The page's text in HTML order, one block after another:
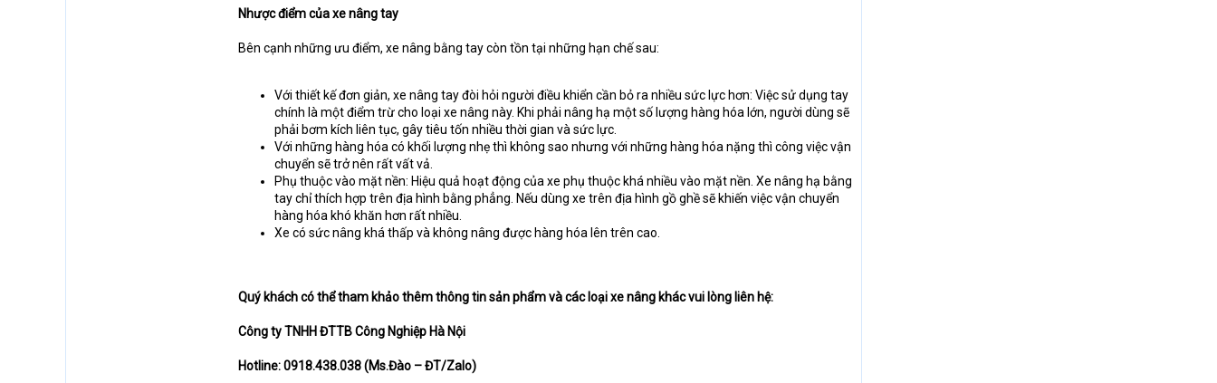
Nhược điểm của xe nâng tay
Bên cạnh những ưu điểm, xe nâng bằng tay còn tồn tại những hạn chế sau:
Với thiết kế đơn giản, xe nâng tay đòi hỏi người điều khiển cần bỏ ra nhiều sức lực hơn: Việc sử dụng tay
chính là một điểm trừ cho loại xe nâng này. Khi phải nâng hạ một số lượng hàng hóa lớn, người dùng sẽ
phải bơm kích liên tục, gây tiêu tốn nhiều thời gian và sức lực.
Với những hàng hóa có khối lượng nhẹ thì không sao nhưng với những hàng hóa nặng thì công việc vận
chuyển sẽ trở nên rất vất vả.
Phụ thuộc vào mặt nền: Hiệu quả hoạt động của xe phụ thuộc khá nhiều vào mặt nền. Xe nâng hạ bằng
tay chỉ thích hợp trên địa hình bằng phẳng. Nếu dùng xe trên địa hình gồ ghề sẽ khiến việc vận chuyển
hàng hóa khó khăn hơn rất nhiều.
Xe có sức nâng khá thấp và không nâng được hàng hóa lên trên cao.
Quý khách có thể tham khảo thêm thông tin sản phẩm và các loại xe nâng khác vui lòng liên hệ:
Công ty TNHH ĐTTB Công Nghiệp Hà Nội
Hotline: 0918.438.038 (Ms.Đào – ĐT/Zalo)